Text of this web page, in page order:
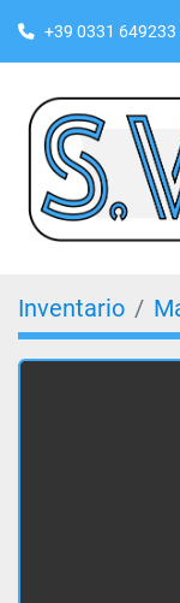
+39 0331 649233
Inventario